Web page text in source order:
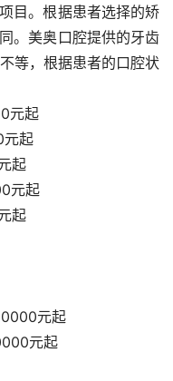
目。根据患者选择的矫
。美奥口腔提供的牙齿
等，根据患者的口腔状
元起
元起
起
元起
起
元起
元起